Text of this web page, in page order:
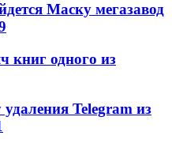
Маску мегазавод
книг одного из
Telegram из